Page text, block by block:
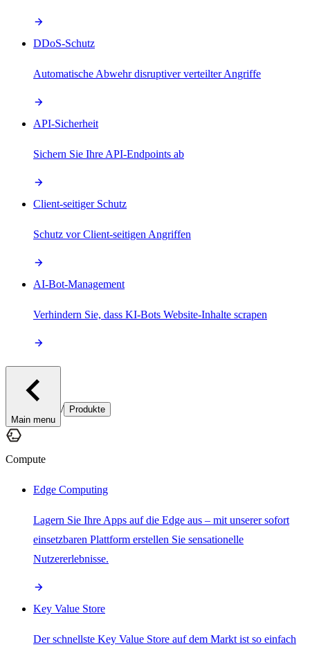
DDoS-Schutz
Automatische Abwehr disruptiver verteilter Angriffe
API-Sicherheit
Sichern Sie Ihre API-Endpoints ab
Client-seitiger Schutz
Schutz vor Client-seitigen Angriffen
AI-Bot-Management
Verhindern Sie, dass KI-Bots Website-Inhalte scrapen
Main menu
/ Produkte
Compute
Edge Computing
Lagern Sie Ihre Apps auf die Edge aus – mit unserer sofort
einsetzbaren Plattform erstellen Sie sensationelle
Nutzererlebnisse.
Key Value Store
Der schnellste Key Value Store auf dem Markt ist so einfach